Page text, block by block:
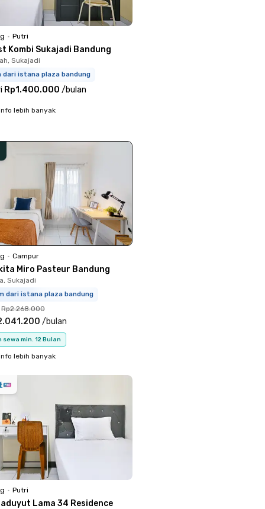
• Putri
Kombi Sukajadi Bandung
Sukajadi
dari istana plaza bandung
Rp1.400.000 /bulan
lebih banyak
• Campur
Miro Pasteur Bandung
Sukajadi
dari istana plaza bandung
Rp2.268.000
/bulan
sewa min. 12 Bulan
lebih banyak
• Putri
Lama 34 Residence